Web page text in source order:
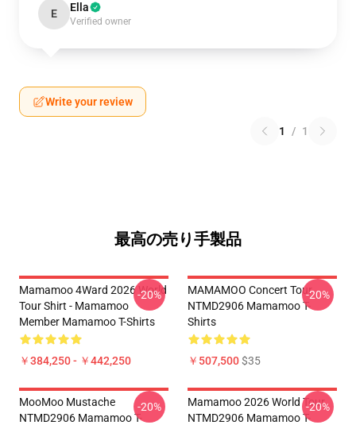
E Ella
Verified owner
Write your review
1 / 1
最高の売り手製品
Mamamoo 4Ward 2026 World
Tour Shirt - Mamamoo
Member Mamamoo T-Shirts
￥384,250 - ￥442,250
-20%
MAMAMOO Concert Tour
NTMD2906 Mamamoo T-
Shirts
￥507,500$35
-20%
MooMoo Mustache
NTMD2906 Mamamoo T-
-20%
Mamamoo 2026 World Tour
NTMD2906 Mamamoo T-
-20%